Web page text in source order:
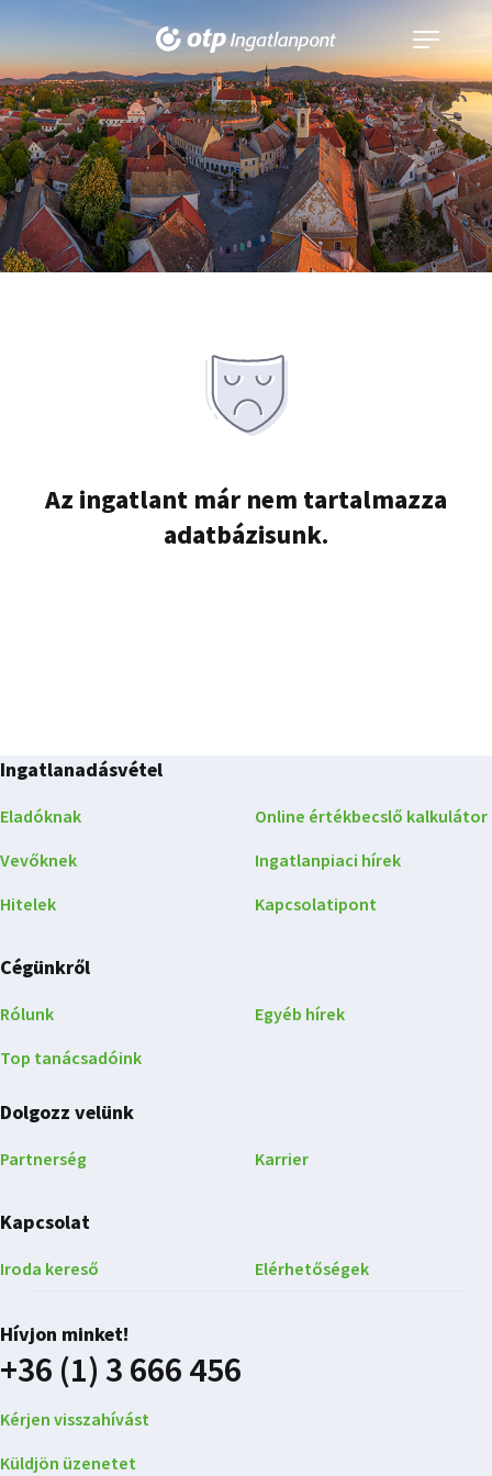
Navigáció
kinyitása
Az ingatlant már nem tartalmazza
adatbázisunk.
Ingatlanadásvétel
Eladóknak
Vevőknek
Hitelek
Online értékbecslő kalkulátor
Ingatlanpiaci hírek
Kapcsolatipont
Cégünkről
Rólunk
Top tanácsadóink
Egyéb hírek
Dolgozz velünk
Partnerség Karrier
Kapcsolat
Iroda kereső Elérhetőségek
Hívjon minket!
+36 (1) 3 666 456
Kérjen visszahívást
Küldjön üzenetet